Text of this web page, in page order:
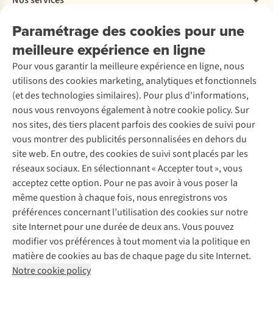
Paramétrage des cookies pour une
meilleure expérience en ligne
Pour vous garantir la meilleure expérience en ligne, nous
utilisons des cookies marketing, analytiques et fonctionnels
(et des technologies similaires). Pour plus d'informations,
nous vous renvoyons également à notre cookie policy. Sur
nos sites, des tiers placent parfois des cookies de suivi pour
vous montrer des publicités personnalisées en dehors du
site web. En outre, des cookies de suivi sont placés par les
réseaux sociaux. En sélectionnant « Accepter tout », vous
acceptez cette option. Pour ne pas avoir à vous poser la
même question à chaque fois, nous enregistrons vos
préférences concernant l’utilisation des cookies sur notre
site Internet pour une durée de deux ans. Vous pouvez
modifier vos préférences à tout moment via la politique en
matière de cookies au bas de chaque page du site Internet.
Notre cookie policy
Rétractation d'une commande
Entretien & réparations
Garantie
Contactez-nous
Explore More
À propos d’Ayacucho
Nos magasins
À propos d’A.S.Adventure
Déclaration d'accessibilité
Location / Location sports d’hiver
Entretien de ski
Service de lavage
Entretien de chaussures
Réparation de chaussures
Réparation de vêtements
Retouches
Pour les entreprises
Découvrez
A.S.Magazine
Explore Camp
Gear Check
Expertise & conseils
Abonnez-vous à la newsletter
Suivez-nous
Mentions légales
Politique de confidentialité
Conditions générales
Cookie Policy
AS Adventure Luxemburg SA,